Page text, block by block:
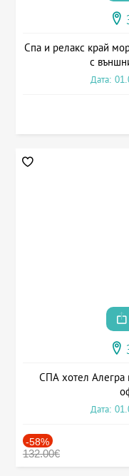
Спа и релакс край
с
Дата:
СПА хотел Алегра
Дата:
-58%
132.00€